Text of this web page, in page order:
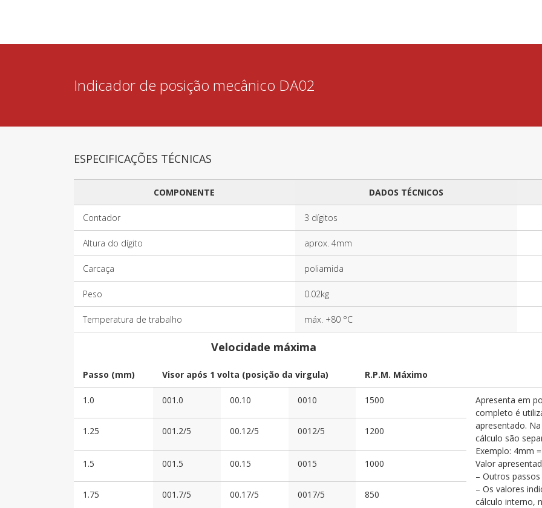
Indicador de posição mecânico DA02
ESPECIFICAÇÕES TÉCNICAS
COMPONENTE DADOS TÉCNICOS
Contador 3 dígitos
Altura do dígito aprox. 4mm
Carcaça poliamida
Peso 0.02kg
Temperatura de trabalho máx. +80 °C
Velocidade máxima
Passo (mm) Visor após 1 volta (posição da virgula) R.P.M. Máximo
1.0 001.0 00.10 0010 1500
Apresenta em
completo é
apresentado.
cálculo são
Exemplo: 4mm
Valor
– Outros
– Os valores
cálculo interno,
1.25 001.2/5 00.12/5 0012/5 1200
1.5 001.5 00.15 0015 1000
1.75 001.7/5 00.17/5 0017/5 850